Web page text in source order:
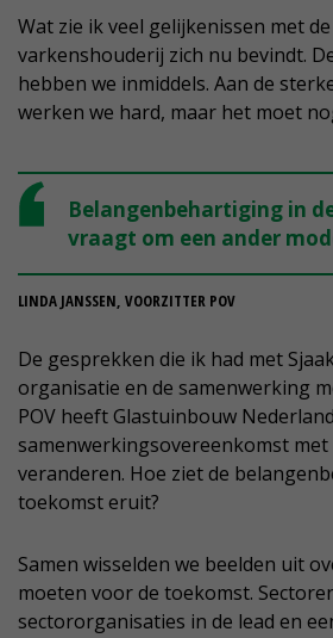
Wat zie ik veel gelijkenissen met
varkenshouderij zich nu bevindt.
hebben we inmiddels. Aan de
werken we hard, maar het moet
Belangenbehartiging in
vraagt om een ander
LINDA JANSSEN, VOORZITTER POV
De gesprekken die ik had met
organisatie en de samenwerking
POV heeft Glastuinbouw
samenwerkingsovereenkomst met
veranderen. Hoe ziet de
toekomst eruit?
Samen wisselden we beelden uit
moeten voor de toekomst.
sectororganisaties in de lead en